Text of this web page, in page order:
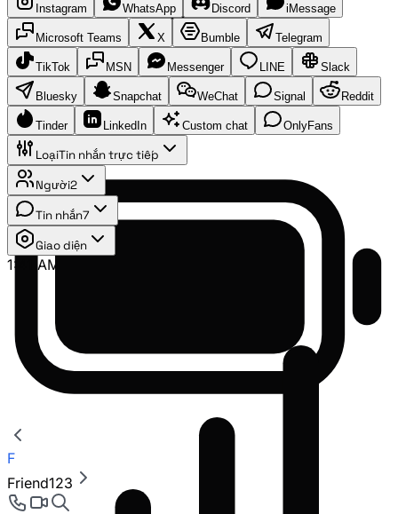
F
Friend123
Instagram WhatsApp Discord iMessage
Microsoft Teams X Bumble Telegram
TikTok MSN Messenger LINE Slack
Bluesky Snapchat WeChat Signal Reddit
Tinder LinkedIn Custom chat OnlyFans
LoạiTin nhắn trực tiếp
Người2
Tin nhắn7
Giao diện
1:41 AM